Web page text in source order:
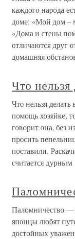
каждого народа
доме: «Мой дом –
«Дома и стены
отличаются друг
домашняя
Что нельзя
Что нельзя
помощь хозяйке,
говорит она, без
просить
поставили.
считается дурным
Паломничество —
японцы любят
достойных